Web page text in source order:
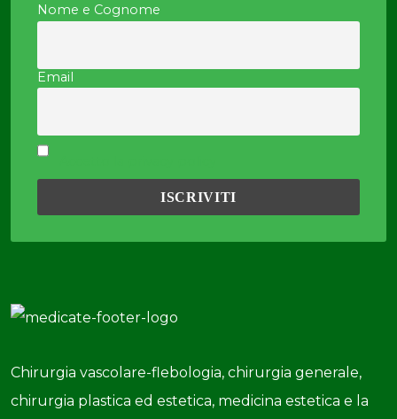
Nome e Cognome
Email
Chirurgia vascolare-flebologia, chirurgia generale,
chirurgia plastica ed estetica, medicina estetica e la